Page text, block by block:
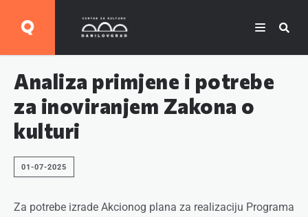
Analiza primjene i potrebe
za inoviranjem Zakona o
kulturi
01-07-2025
Za potrebe izrade Akcionog plana za realizaciju Programa